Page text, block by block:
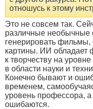
отношусь к этому
Это не совсем так.
различные необычные
генерировать фильмы,
картины. ИИ обладает
к творчеству на
в области науки и
Конечно бывают и
временем,
уровень профессора,
ошибаются.